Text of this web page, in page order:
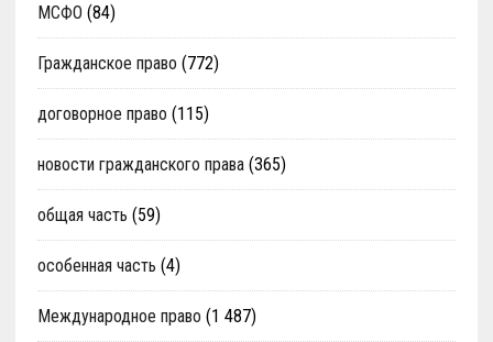
МСФО (84)
Гражданское право (772)
договорное право (115)
новости гражданского права(365)
общая часть (59)
особенная часть (4)
Международное право (1 487)